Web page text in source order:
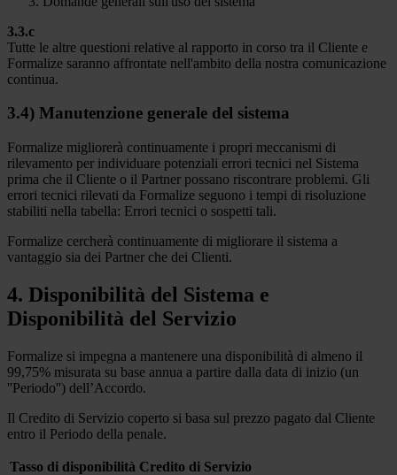
3.3.c
Tutte le altre questioni relative al rapporto in corso tra il Cliente e
Formalize saranno affrontate nell'ambito della nostra comunicazione
continua.
3.4) Manutenzione generale del sistema
Formalize migliorerà continuamente i propri meccanismi di
rilevamento per individuare potenziali errori tecnici nel Sistema
prima che il Cliente o il Partner possano riscontrare problemi. Gli
errori tecnici rilevati da Formalize seguono i tempi di risoluzione
stabiliti nella tabella: Errori tecnici o sospetti tali.
Formalize cercherà continuamente di migliorare il sistema a
vantaggio sia dei Partner che dei Clienti.
4. Disponibilità del Sistema e
Disponibilità del Servizio
Formalize si impegna a mantenere una disponibilità di almeno il
99,75% misurata su base annua a partire dalla data di inizio (un
''Periodo'') dell’Accordo.
Il Credito di Servizio coperto si basa sul prezzo pagato dal Cliente
entro il Periodo della penale.
Tasso di disponibilità Credito di Servizio